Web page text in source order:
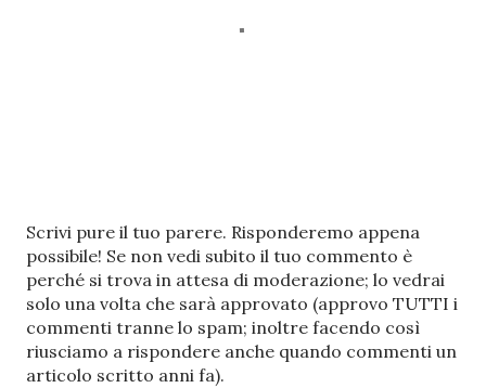
P
o
s
t
a
u
n
Scrivi pure il tuo parere. Risponderemo appena
possibile! Se non vedi subito il tuo commento è
perché si trova in attesa di moderazione; lo vedrai
solo una volta che sarà approvato (approvo TUTTI i
commenti tranne lo spam; inoltre facendo così
riusciamo a rispondere anche quando commenti un
articolo scritto anni fa).